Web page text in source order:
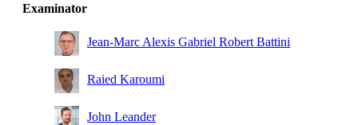
Examinator
Jean-Marc Alexis Gabriel Robert Battini
Raied Karoumi
John Leander